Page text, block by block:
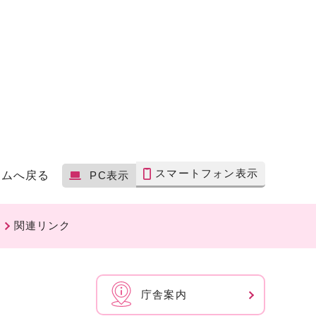
へ戻る PC表示 スマートフォン表示
関連リンク
庁舎案内